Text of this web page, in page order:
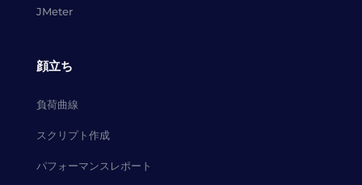
JMeter
顔立ち
負荷曲線
スクリプト作成
パフォーマンスレポート